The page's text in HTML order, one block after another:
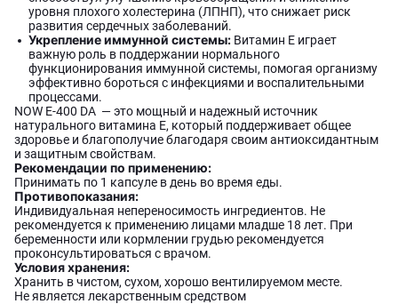
уровня плохого холестерина (ЛПНП), что снижает риск
развития сердечных заболеваний.
Укрепление иммунной системы: Витамин E играет
важную роль в поддержании нормального
функционирования иммунной системы, помогая организму
эффективно бороться с инфекциями и воспалительными
процессами.
NOW E-400 DA — это мощный и надежный источник
натурального витамина E, который поддерживает общее
здоровье и благополучие благодаря своим антиоксидантным
и защитным свойствам.
Рекомендации по применению:
Принимать по 1 капсуле в день во время еды.
Противопоказания:
Индивидуальная непереносимость ингредиентов. Не
рекомендуется к применению лицами младше 18 лет. При
беременности или кормлении грудью рекомендуется
проконсультироваться с врачом.
Условия хранения:
Хранить в чистом, сухом, хорошо вентилируемом месте.
Не является лекарственным средством